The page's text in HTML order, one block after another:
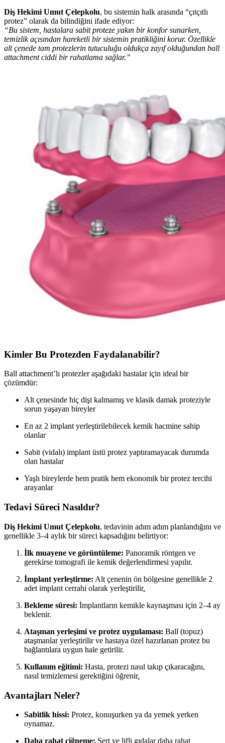
Diş Hekimi Umut Çelepkolu, bu sistemin halk arasında “çıtçıtlı
protez” olarak da bilindiğini ifade ediyor:
“Bu sistem, hastalara sabit proteze yakın bir konfor sunarken,
temizlik açısından hareketli bir sistemin pratikliğini korur. Özellikle
alt çenede tam protezlerin tutuculuğu oldukça zayıf olduğundan ball
attachment ciddi bir rahatlama sağlar.”
Kimler Bu Protezden Faydalanabilir?
Ball attachment’lı protezler aşağıdaki hastalar için ideal bir
çözümdür:
Alt çenesinde hiç dişi kalmamış ve klasik damak proteziyle
sorun yaşayan bireyler
En az 2 implant yerleştirilebilecek kemik hacmine sahip
olanlar
Sabit (vidalı) implant üstü protez yaptıramayacak durumda
olan hastalar
Yaşlı bireylerde hem pratik hem ekonomik bir protez tercihi
arayanlar
Tedavi Süreci Nasıldır?
Diş Hekimi Umut Çelepkolu, tedavinin adım adım planlandığını ve
genellikle 3–4 aylık bir süreci kapsadığını belirtiyor:
İlk muayene ve görüntüleme: Panoramik röntgen ve
gerekirse tomografi ile kemik değerlendirmesi yapılır.
İmplant yerleştirme: Alt çenenin ön bölgesine genellikle 2
adet implant cerrahi olarak yerleştirilir.
Bekleme süresi: İmplantların kemikle kaynaşması için 2–4 ay
beklenir.
Ataşman yerleşimi ve protez uygulaması: Ball (topuz)
ataşmanlar yerleştirilir ve hastaya özel hazırlanan protez bu
bağlantılara uygun hale getirilir.
Kullanım eğitimi: Hasta, protezi nasıl takıp çıkaracağını,
nasıl temizlemesi gerektiğini öğrenir.
Avantajları Neler?
Sabitlik hissi: Protez, konuşurken ya da yemek yerken
oynamaz.
Daha rahat çiğneme: Sert ve lifli gıdalar daha rahat